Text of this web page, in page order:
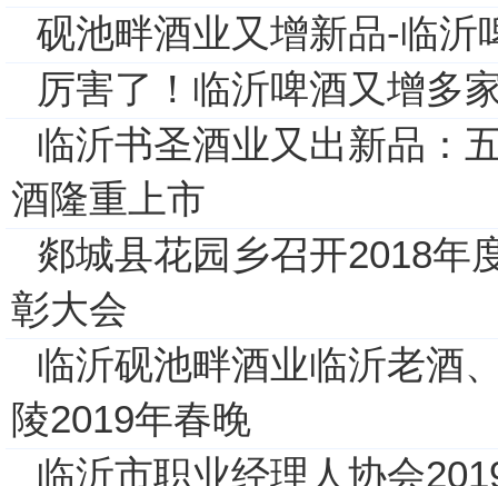
砚池畔酒业又增新品-临沂
厉害了！临沂啤酒又增多
临沂书圣酒业又出新品：
酒隆重上市
郯城县花园乡召开2018年
彰大会
临沂砚池畔酒业临沂老酒
陵2019年春晚
临沂市职业经理人协会